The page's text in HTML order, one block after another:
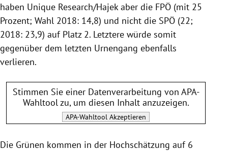
haben Unique Research/Hajek aber die FPÖ (mit 25
Prozent; Wahl 2018: 14,8) und nicht die SPÖ (22;
2018: 23,9) auf Platz 2. Letztere würde somit
gegenüber dem letzten Urnengang ebenfalls
verlieren.
Stimmen Sie einer Datenverarbeitung von APA-
Wahltoolzu, um diesen Inhalt anzuzeigen.
APA-Wahltool Akzeptieren
Die Grünen kommen in der Hochschätzung auf 6